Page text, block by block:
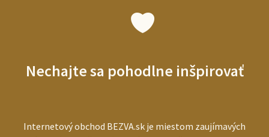
ľudí
Nechajte sa pohodlne inšpirovať
Internetový obchod BEZVA.sk je miestom zaujímavých